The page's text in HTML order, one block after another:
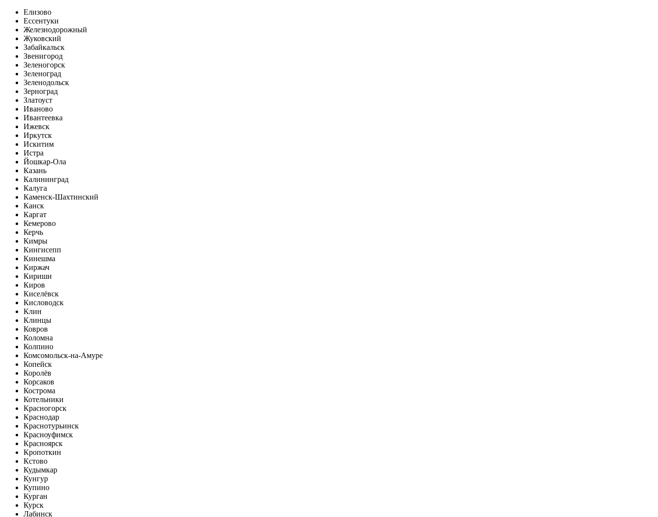
Елизово
Ессентуки
Железнодорожный
Жуковский
Забайкальск
Звенигород
Зеленогорск
Зеленоград
Зеленодольск
Зерноград
Златоуст
Иваново
Ивантеевка
Ижевск
Иркутск
Искитим
Истра
Йошкар-Ола
Казань
Калининград
Калуга
Каменск-Шахтинский
Канск
Каргат
Кемерово
Керчь
Кимры
Кингисепп
Кинешма
Киржач
Кириши
Киров
Киселёвск
Кисловодск
Клин
Клинцы
Ковров
Коломна
Колпино
Комсомольск-на-Амуре
Копейск
Королёв
Корсаков
Кострома
Котельники
Красногорск
Краснодар
Краснотурьинск
Красноуфимск
Красноярск
Кропоткин
Кстово
Кудымкар
Кунгур
Купино
Курган
Курск
Лабинск